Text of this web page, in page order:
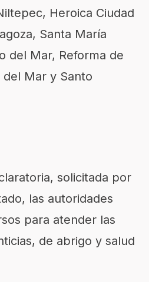
Heroica Ciudad
Santa María
del Mar, Reforma de
del Mar y Santo
solicitada por
las autoridades
para atender las
de abrigo y salud